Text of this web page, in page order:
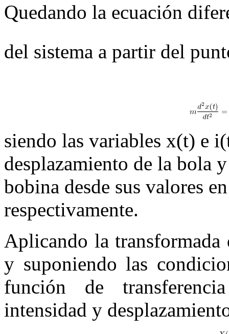
Quedando la ecuación
del sistema a partir del
siendo las variables x(t) e i(
desplazamiento de la bola
bobina desde sus valores
respectivamente.
Aplicando la transformada
y suponiendo las
función de
intensidad y